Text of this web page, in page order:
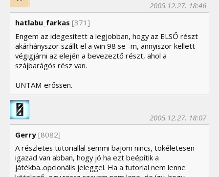
hatlabu_farkas
2005.12.27. 18:46
[371]
Engem az idegesitett a legjobban, hogy az ELSŐ részt
akárhányszor szállt el a win 98 se -m, annyiszor kellett
végigjárni az elején a bevezeztő részt, ahol a
szájbarágós rész van.
UNTAM erőssen.
Gerry
2005.12.27. 18:07
[8082]
A részletes tutoriallal semmi bajom nincs, tökéletesen
igazad van abban, hogy jó ha ezt beépítik a
játékba..opcionális jeleggel. Ha a tutorial nem lenne